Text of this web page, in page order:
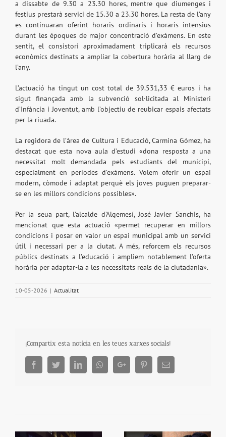
a dissabte de 9.30 a 23.30 hores, mentre que diumenges i
festius prestarà servici de 15.30 a 23.30 hores. La resta de l’any
es continuaran oferint horaris ordinaris i horaris intensius
durant les èpoques de major concentració d’exàmens. En este
sentit, el consistori aproximadament triplicarà els recursos
econòmics destinats a ampliar la cobertura horària al llarg de
l’any.
L’actuació ha tingut un cost total de 39.531,33 € euros i ha
sigut finançada amb la subvenció sol·licitada al Ministeri
d’Infància i Joventut, amb l’objectiu de reubicar espais afectats
per la riuada.
La regidora de l’àrea de Cultura i Educació, Carmina Gómez, ha
destacat que esta nova aula d’estudi «dona resposta a una
necessitat molt demandada pels estudiants del municipi,
especialment en períodes d’exàmens. Volem oferir un espai
modern, còmode i adaptat perquè els joves puguen preparar-
se en les millors condicions possibles».
Per la seua part, l’alcalde d’Algemesí, José Javier Sanchis, ha
mencionat que esta actuació «permet recuperar en millors
condicions i posar en valor un espai municipal amb un servici
útil i necessari per a la ciutat. A més, reforcem els recursos
públics destinats a l’educació i ampliem notablement l’oferta
horària per adaptar-la a les necessitats reals de la ciutadania».
10-05-2026 | Actualitat
¡Compartix esta notícia en les teues xarxes socials!
FacebookTwitterLinkedInWhatsappGoogle+ PinterestEmail